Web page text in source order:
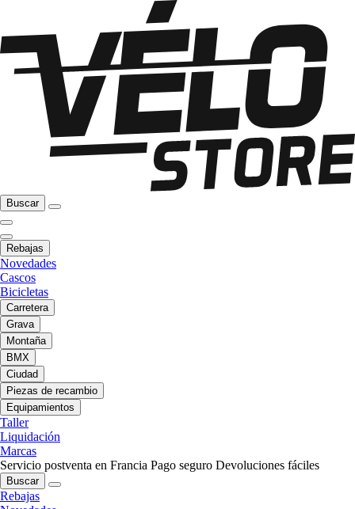
Buscar
Rebajas
Novedades
Cascos
Bicicletas
Carretera
Grava
Montaña
BMX
Ciudad
Piezas de recambio
Equipamientos
Taller
Liquidación
Marcas
Servicio postventa en Francia Pago seguro Devoluciones fáciles
Buscar
Rebajas